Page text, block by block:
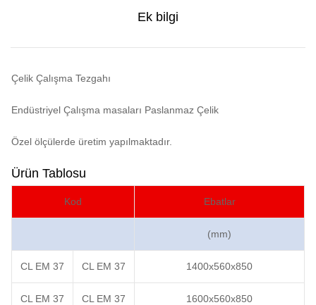
Ek bilgi
Çelik Çalışma Tezgahı
Endüstriyel Çalışma masaları Paslanmaz Çelik
Özel ölçülerde üretim yapılmaktadır.
Ürün Tablosu
Kod Ebatlar
(mm)
CL EM 37 CL EM 37 1400x560x850
CL EM 37 CL EM 37 1600x560x850